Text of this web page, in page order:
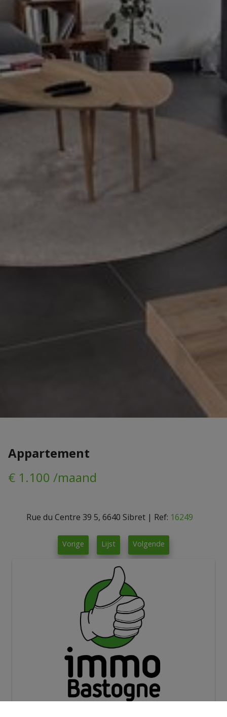
Appartement
€ 1.100 /maand
Rue du Centre 39 5, 6640 Sibret | Ref: 16249
Vorige Lijst Volgende